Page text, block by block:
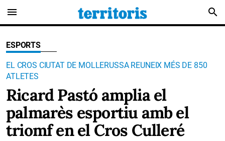
menu search
ESPORTS
EL CROS CIUTAT DE MOLLERUSSA REUNEIX MÉS DE 850
ATLETES
Ricard Pastó amplia el
palmarès esportiu amb el
triomf en el Cros Culleré